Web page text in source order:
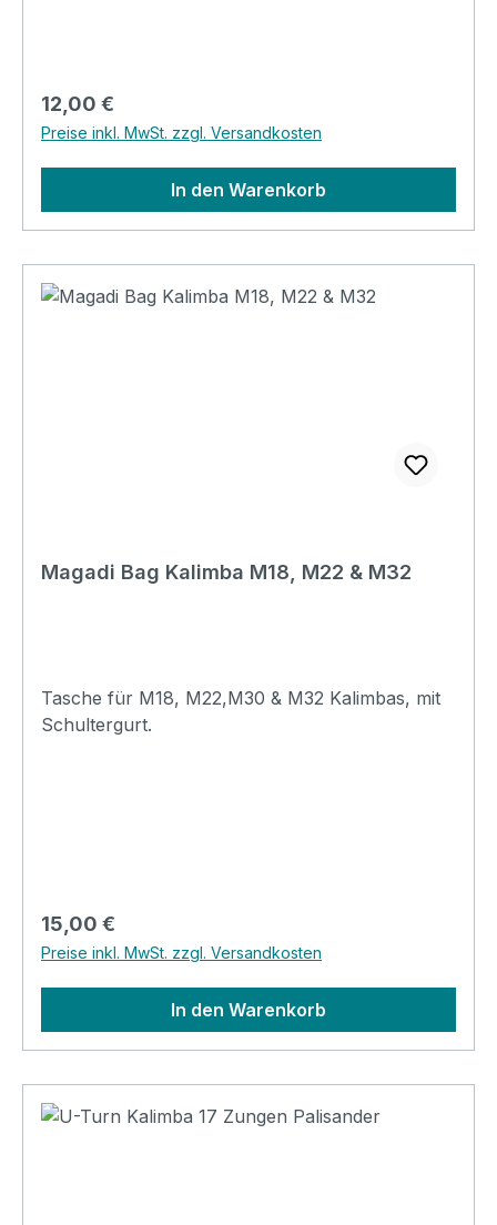
Regulärer Preis:
12,00 €
Preise inkl. MwSt. zzgl. Versandkosten
In den Warenkorb
Magadi Bag Kalimba M18, M22 & M32
Tasche für M18, M22,M30 & M32 Kalimbas, mit
Schultergurt.
Regulärer Preis:
15,00 €
Preise inkl. MwSt. zzgl. Versandkosten
In den Warenkorb